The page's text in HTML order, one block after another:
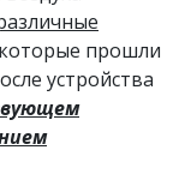
прошли
устройства